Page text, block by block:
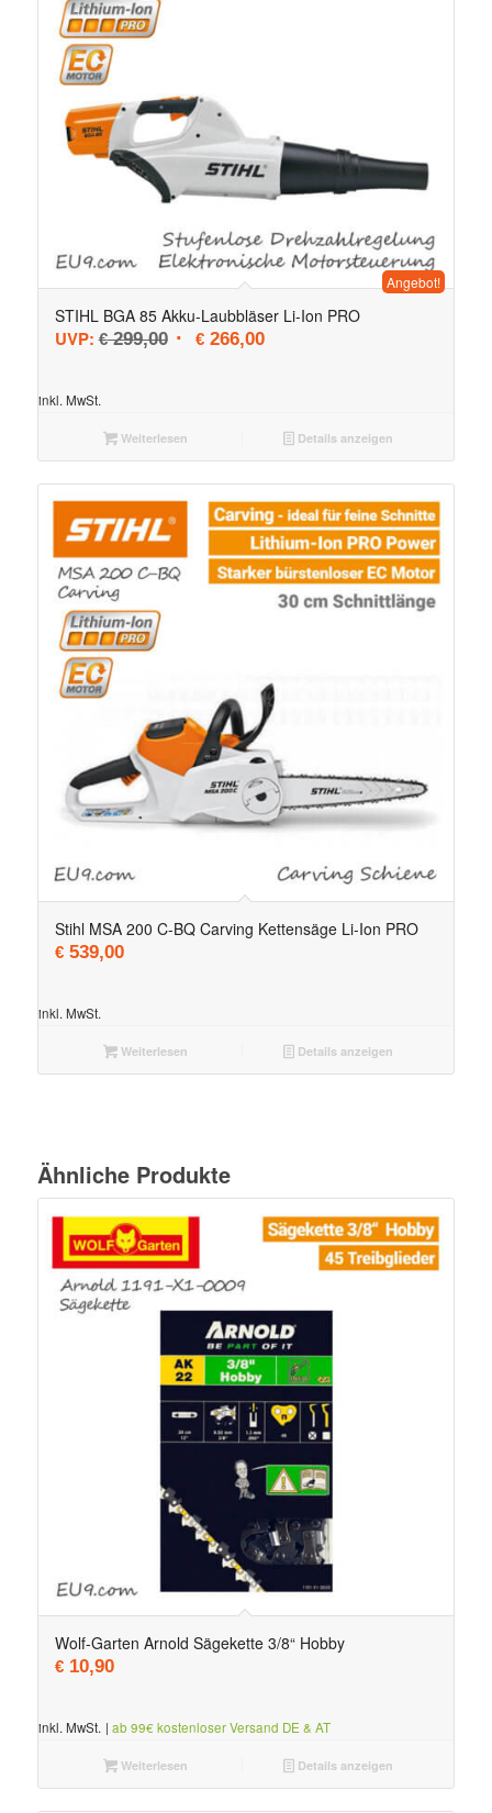
STIHL BGA 85 Akku-Laubbläser Li-Ion PRO
UVP: €299,00 Ursprünglicher Preis war: € 299,00
€266,00Aktueller Preis ist: € 266,00.
Angebot!
inkl. MwSt.
Weiterlesen Details anzeigen
Stihl MSA 200 C-BQ Carving Kettensäge Li-Ion PRO
€539,00
inkl. MwSt.
Weiterlesen Details anzeigen
Ähnliche Produkte
Wolf-Garten Arnold Sägekette 3/8“ Hobby
€10,90
inkl. MwSt. | ab 99€ kostenloser Versand DE & AT
Weiterlesen Details anzeigen